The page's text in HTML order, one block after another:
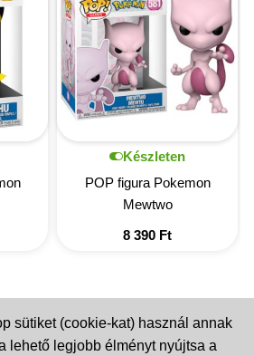
Készleten
POP figura Pokemon
Mewtwo
8 390 Ft
sütiket (cookie-kat) használ annak
lehető legjobb élményt nyújtsa a